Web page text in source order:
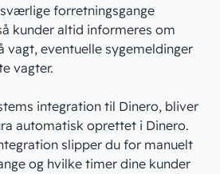
forretningsgange
kunder altid informeres om
vagt, eventuelle sygemeldinger
vagter.
integration til Dinero, bliver
automatisk oprettet i Dinero.
slipper du for manuelt
og hvilke timer dine kunder